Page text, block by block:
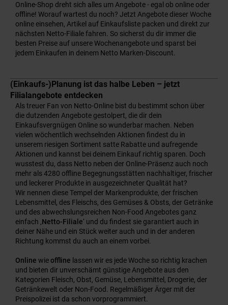
Online-Shop dreht sich alles um Angebote - egal ob online oder
offline! Worauf wartest du noch? Jetzt Angebote dieser Woche
online einsehen, Artikel auf Einkaufsliste packen und direkt zur
nächsten Netto-Filiale fahren. So sicherst du dir immer die
besten Preise auf unsere Wochenangebote und sparst bei
jedem Einkaufen in deinem Netto Marken-Discount.
(Einkaufs-)Planung ist das halbe Leben – jetzt
Filialangebote entdecken
Als treuer Fan von Netto-Online bist du bestimmt schon über
die dutzenden Angebote gestolpert, die dir dein
Einkaufsvergnügen Online so wunderbar machen. Neben
vielen wöchentlich wechselnden Aktionen findest du in
unserem riesigen Sortiment satte Rabatte und aufregende
Aktionen und kannst bei deinem Einkauf richtig sparen. Doch
wusstest du, dass Netto neben der Online-Präsenz auch noch
mehr als 4280 offline Begegnungsstätten nachhaltiger, frischer
und leckerer Produkte in ausgezeichneter Qualität hat?
Wir nennen diese Tempel der Markenprodukte, der frischen
Lebensmittel, des Fleischs, des Gemüses & Obsts, der Getränke
und des abwechslungsreichen Non-Food Angebotes ganz
einfach ‚ Netto-Filiale‘ und du findest sie garantiert auch in
deiner Nähe und ein Stück weiter auch und in der anderen
Richtung kommst du auch an einem vorbei.
Online wieoffline lassen wir es jede Woche so richtig krachen
und bieten dir unverschämt günstige Angebote aus den
Kategorien Fleisch, Obst, Gemüse, Lebensmittel, Drogerie, der
Getränkewelt oder Non-Food. Regelmäßiger Ärger mit der
Preispolizei ist da schon vorprogrammiert.